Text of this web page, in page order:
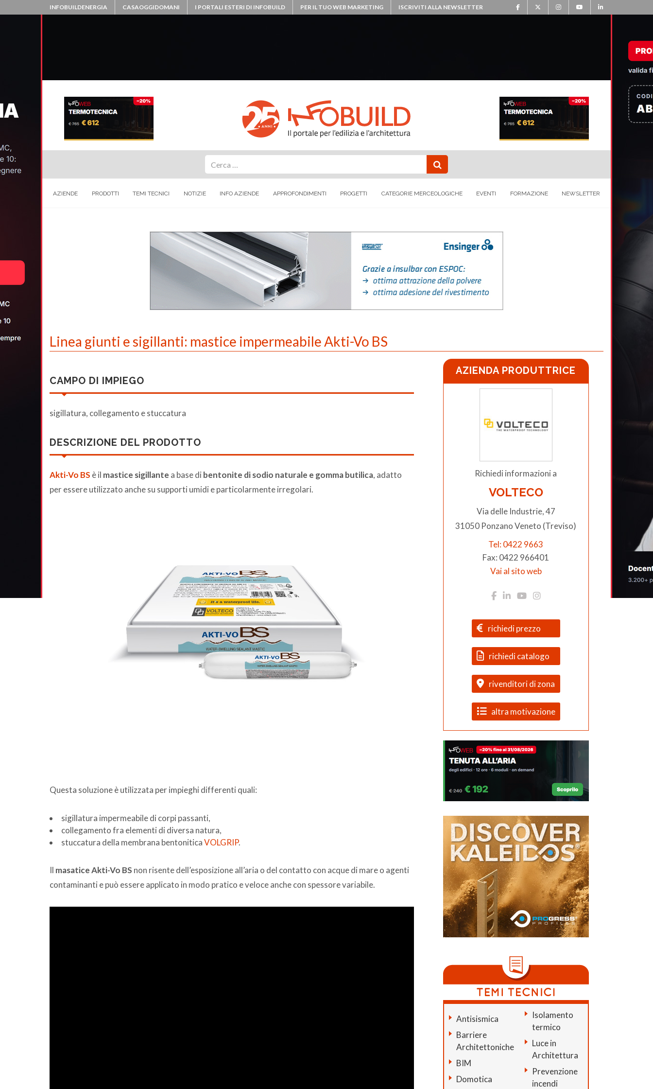
INFOBUILDENERGIA CASAOGGIDOMANI I PORTALI ESTERI DI INFOBUILD PER IL TUO WEB MARKETING ISCRIVITI ALLA NEWSLETTER
AZIENDE PRODOTTI TEMI TECNICI NOTIZIE INFO AZIENDE APPROFONDIMENTI PROGETTI CATEGORIE MERCEOLOGICHE EVENTI FORMAZIONE NEWSLETTER
Linea giunti e sigillanti: mastice impermeabile Akti-Vo BS
CAMPO DI IMPIEGO
sigillatura, collegamento e stuccatura
DESCRIZIONE DEL PRODOTTO
Akti-Vo BS è il mastice sigillante a base di bentonite di sodio naturale e gomma butilica, adatto
per essere utilizzato anche su supporti umidi e particolarmente irregolari.
Questa soluzione è utilizzata per impieghi differenti quali:
sigillatura impermeabile di corpi passanti,
collegamento fra elementi di diversa natura,
stuccatura della membrana bentoniticaVOLGRIP.
Il masatice Akti-Vo BS non risente dell’esposizione all’aria o del contatto con acque di mare o agenti
contaminanti e può essere applicato in modo pratico e veloce anche con spessore variabile.
AZIENDA PRODUTTRICE
Richiedi informazioni a
VOLTECO
Via delle Industrie, 47
31050 Ponzano Veneto (Treviso)
Tel: 0422 9663
Fax: 0422 966401
Vai al sito web
richiedi prezzo
richiedi catalogo
rivenditori di zona
altra motivazione
Antisismica
Barriere
Architettoniche
BIM
Domotica
Isolamento
termico
Luce in
Architettura
Prevenzione
incendi